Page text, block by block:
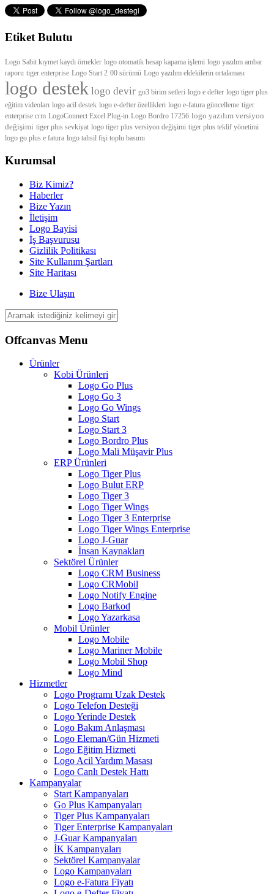
Etiket Bulutu
Logo Sabit kıymet kaydı örnekler logo otomatik hesap kapama işlemi logo yazılım ambar
raporu tiger enterprise Logo Start 2 00 sürümü Logo yazılım eldekilerin ortalaması
logo destek logo devir go3 birim setleri logo e defter logo tiger plus
eğitim videoları logo acil destek logo e-defter özellikleri logo e-fatura güncelleme tiger
enterprise crm LogoConnect Excel Plug-in Logo Bordro 17256 logo yazılım versiyon
değişimi tiger plus sevkiyat logo tiger plus versiyon değişimi tiger plus teklif yönetimi
logo go plus e fatura logo tahsil fişi toplu basımı
Kurumsal
Biz Kimiz?
Haberler
Bize Yazın
İletişim
Logo Bayisi
İş Başvurusu
Gizlilik Politikası
Site Kullanım Şartları
Site Haritası
Bize Ulaşın
Offcanvas Menu
Ürünler
Kobi Ürünleri
Logo Go Plus
Logo Go 3
Logo Go Wings
Logo Start
Logo Start 3
Logo Bordro Plus
Logo Mali Müşavir Plus
ERP Ürünleri
Logo Tiger Plus
Logo Bulut ERP
Logo Tiger 3
Logo Tiger Wings
Logo Tiger 3 Enterprise
Logo Tiger Wings Enterprise
Logo J-Guar
İnsan Kaynakları
Sektörel Ürünler
Logo CRM Business
Logo CRMobil
Logo Notify Engine
Logo Barkod
Logo Yazarkasa
Mobil Ürünler
Logo Mobile
Logo Mariner Mobile
Logo Mobil Shop
Logo Mind
Hizmetler
Logo Programı Uzak Destek
Logo Telefon Desteği
Logo Yerinde Destek
Logo Bakım Anlaşması
Logo Eleman/Gün Hizmeti
Logo Eğitim Hizmeti
Logo Acil Yardım Masası
Logo Canlı Destek Hattı
Kampanyalar
Start Kampanyaları
Go Plus Kampanyaları
Tiger Plus Kampanyaları
Tiger Enterprise Kampanyaları
J-Guar Kampanyaları
İK Kampanyaları
Sektörel Kampanyalar
Logo Kampanyaları
Logo e-Fatura Fiyatı